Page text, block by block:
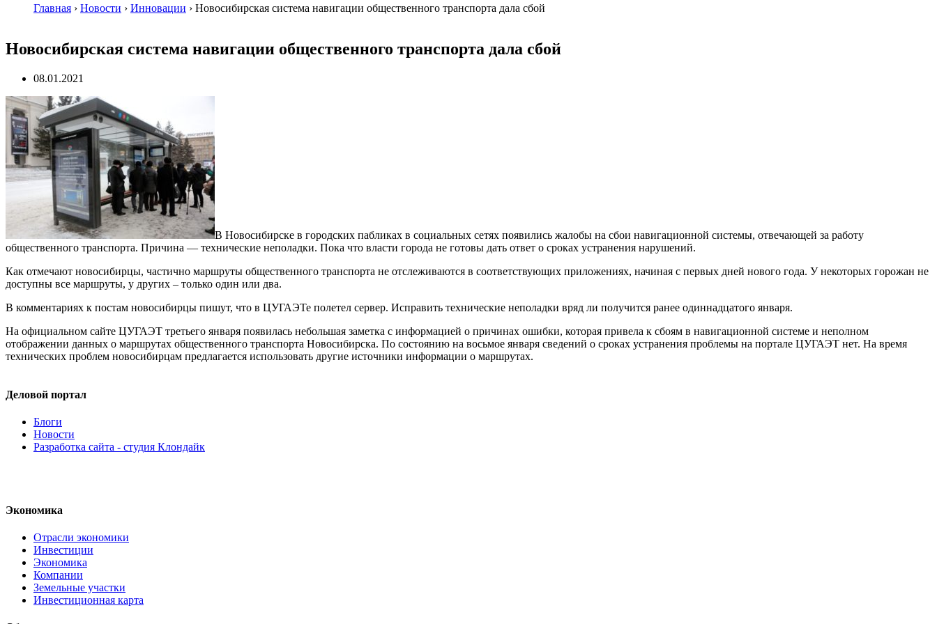
Главная › Новости › Инновации › Новосибирская система навигации общественного транспорта дала сбой
Новосибирская система навигации общественного транспорта дала сбой
08.01.2021
В Новосибирске в городских пабликах в социальных сетях появились жалобы на сбои навигационной системы, отвечающей за работу
общественного транспорта. Причина — технические неполадки. Пока что власти города не готовы дать ответ о сроках устранения нарушений.
Как отмечают новосибирцы, частично маршруты общественного транспорта не отслеживаются в соответствующих приложениях, начиная с первых дней нового года. У некоторых горожан не
доступны все маршруты, у других – только один или два.
В комментариях к постам новосибирцы пишут, что в ЦУГАЭТе полетел сервер. Исправить технические неполадки вряд ли получится ранее одиннадцатого января.
На официальном сайте ЦУГАЭТ третьего января появилась небольшая заметка с информацией о причинах ошибки, которая привела к сбоям в навигационной системе и неполном
отображении данных о маршрутах общественного транспорта Новосибирска. По состоянию на восьмое января сведений о сроках устранения проблемы на портале ЦУГАЭТ нет. На время
технических проблем новосибирцам предлагается использовать другие источники информации о маршрутах.
Деловой портал
Блоги
Новости
Разработка сайта - студия Клондайк
Экономика
Отрасли экономики
Инвестиции
Экономика
Компании
Земельные участки
Инвестиционная карта